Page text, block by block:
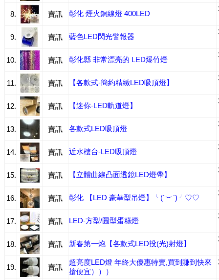
8. 賣訊 彰化 煙火銅線燈 400LED
9. 賣訊 藍色LED閃光警報器
10. 賣訊 彰化縣 非常漂亮的 LED爆竹燈
11. 賣訊 【各款式-簡約精緻LED吸頂燈】
12. 賣訊 【迷你-LED軌道燈】
13. 賣訊 各款式LED吸頂燈
14. 賣訊 近水樓台-LED吸頂燈
15. 賣訊 【立體曲線凸面透鏡LED燈帶】
16. 賣訊 彰化 【LED 豪華型吊燈】╰(´︶`)╯♡♡
17. 賣訊 LED-方型/圓型蛋糕燈
18. 賣訊 新春第一炮【各款式LED投(光)射燈】
19. 賣訊
超亮度LED燈 年終大優惠特賣,買到賺到快來
搶便宜）））